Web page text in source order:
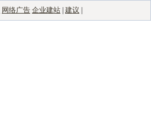
网络广告 企业建站 建议